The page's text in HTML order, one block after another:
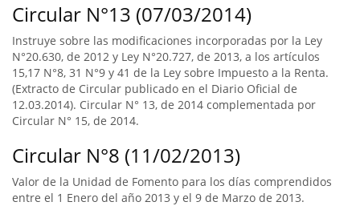
Circular N°13 (07/03/2014)
Instruye sobre las modificaciones incorporadas por la Ley
N°20.630, de 2012 y Ley N°20.727, de 2013, a los artículos
15,17 N°8, 31 N°9 y 41 de la Ley sobre Impuesto a la Renta.
(Extracto de Circular publicado en el Diario Oficial de
12.03.2014). Circular N° 13, de 2014 complementada por
Circular N° 15, de 2014.
Circular N°8 (11/02/2013)
Valor de la Unidad de Fomento para los días comprendidos
entre el 1 Enero del año 2013 y el 9 de Marzo de 2013.